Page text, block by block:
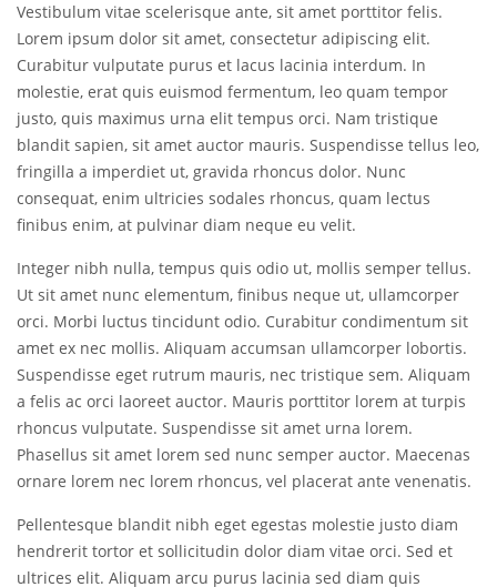
Vestibulum vitae scelerisque ante, sit amet porttitor felis.
Lorem ipsum dolor sit amet, consectetur adipiscing elit.
Curabitur vulputate purus et lacus lacinia interdum. In
molestie, erat quis euismod fermentum, leo quam tempor
justo, quis maximus urna elit tempus orci. Nam tristique
blandit sapien, sit amet auctor mauris. Suspendisse tellus leo,
fringilla a imperdiet ut, gravida rhoncus dolor. Nunc
consequat, enim ultricies sodales rhoncus, quam lectus
finibus enim, at pulvinar diam neque eu velit.
Integer nibh nulla, tempus quis odio ut, mollis semper tellus.
Ut sit amet nunc elementum, finibus neque ut, ullamcorper
orci. Morbi luctus tincidunt odio. Curabitur condimentum sit
amet ex nec mollis. Aliquam accumsan ullamcorper lobortis.
Suspendisse eget rutrum mauris, nec tristique sem. Aliquam
a felis ac orci laoreet auctor. Mauris porttitor lorem at turpis
rhoncus vulputate. Suspendisse sit amet urna lorem.
Phasellus sit amet lorem sed nunc semper auctor. Maecenas
ornare lorem nec lorem rhoncus, vel placerat ante venenatis.
Pellentesque blandit nibh eget egestas molestie justo diam
hendrerit tortor et sollicitudin dolor diam vitae orci. Sed et
ultrices elit. Aliquam arcu purus lacinia sed diam quis